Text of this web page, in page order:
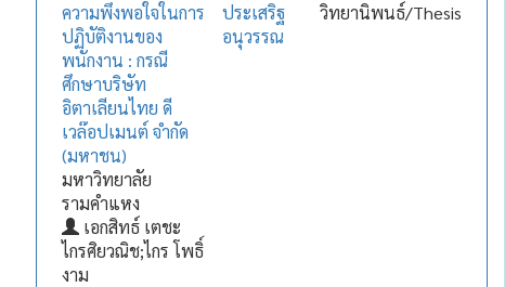
ความพึงพอใจในการ
ปฏิบัติงานของ
พนักงาน : กรณี
ศึกษาบริษัท
อิตาเลียนไทย ดี
เวล๊อปเมนต์ จำกัด
(มหาชน)
มหาวิทยาลัย
รามคำแหง
เอกสิทธ์ เตชะ
ไกรศิยวณิช;ไกร โพธิ์
งาม
ประเสริฐ
อนุวรรณ
วิทยานิพนธ์/Thesis